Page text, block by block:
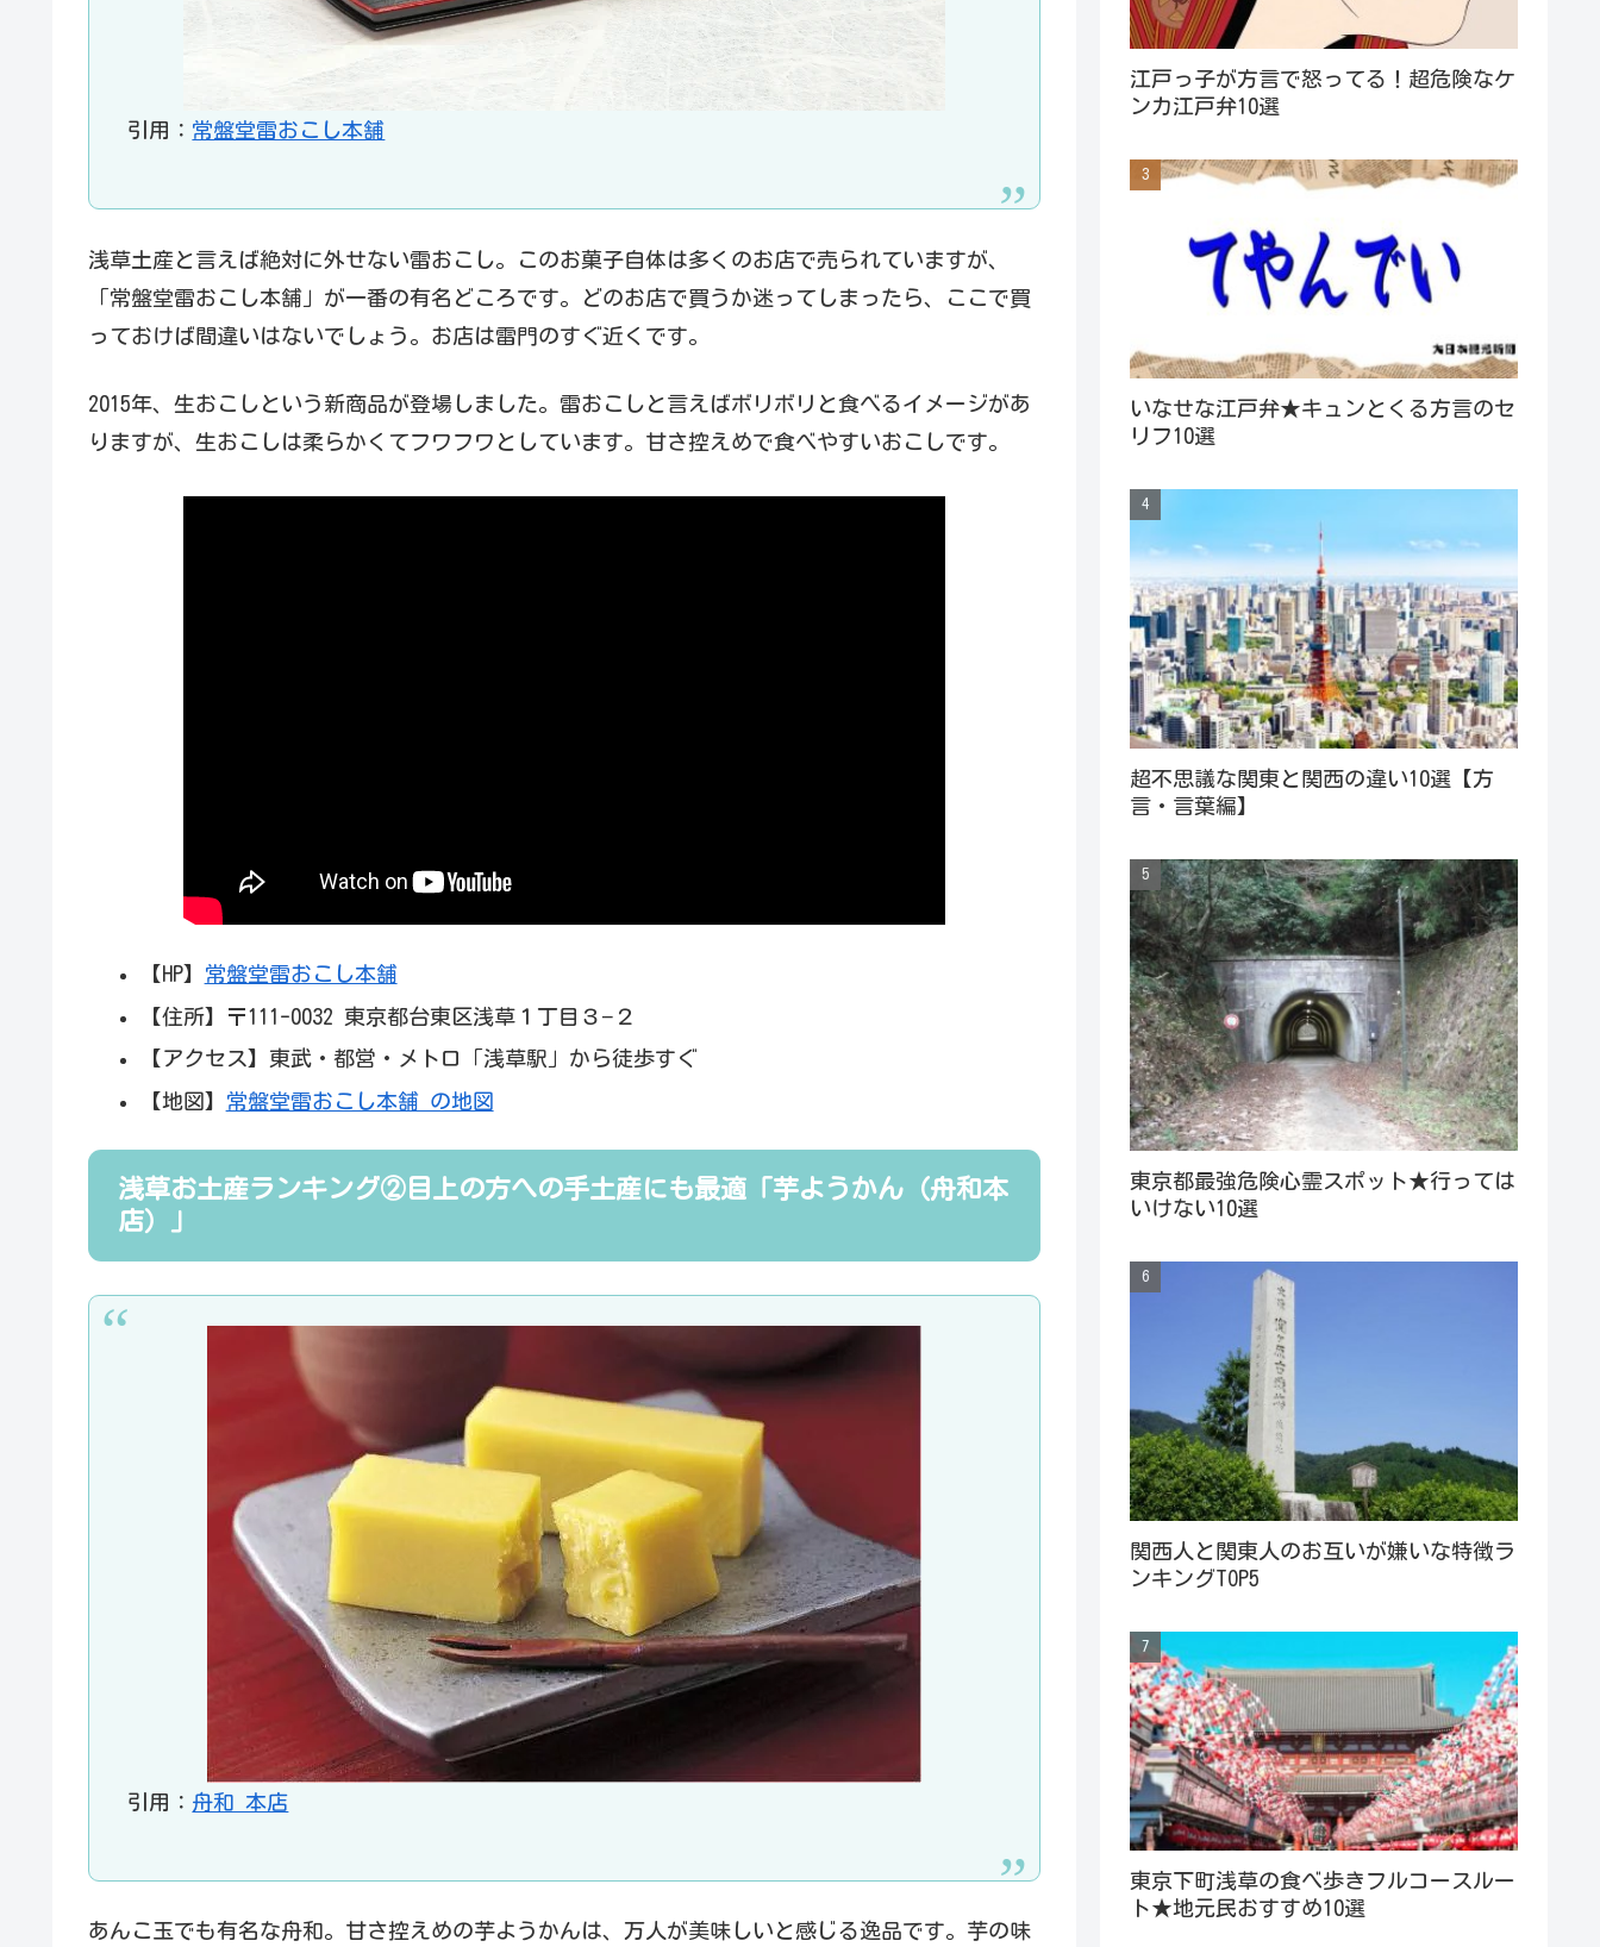
引用： 常盤堂雷おこし本舗
浅草土産と言えば絶対に外せない雷おこし。このお菓子自体は多くのお店で売られていますが、
「常盤堂雷おこし本舗」が一番の有名どころです。どのお店で買うか迷ってしまったら、ここで買
っておけば間違いはないでしょう。お店は雷門のすぐ近くです。
2015年、生おこしという新商品が登場しました。雷おこしと言えばボリボリと食べるイメージがあ
りますが、生おこしは柔らかくてフワフワとしています。甘さ控えめで食べやすいおこしです。
【HP】 常盤堂雷おこし本舗
【住所】〒111-0032 東京都台東区浅草１丁目３−２
【アクセス】東武・都営・メトロ「浅草駅」から徒歩すぐ
【地図】 常盤堂雷おこし本舗 の地図
浅草お土産ランキング②目上の方への手土産にも最適「芋ようかん（舟和本
店）」
引用： 舟和 本店
あんこ玉でも有名な舟和。甘さ控えめの芋ようかんは、万人が美味しいと感じる逸品です。芋の味
江戸っ子が方言で怒ってる！超危険なケ
ンカ江戸弁10選
いなせな江戸弁★キュンとくる方言のセ
リフ10選
超不思議な関東と関西の違い10選【方
言・言葉編】
東京都最強危険心霊スポット★行っては
いけない10選
関西人と関東人のお互いが嫌いな特徴ラ
ンキングTOP5
東京下町浅草の食べ歩きフルコースルー
ト★地元民おすすめ10選